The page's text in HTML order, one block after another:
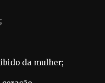
da mulher;